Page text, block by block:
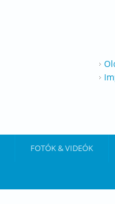
FOTÓK & VIDEÓK